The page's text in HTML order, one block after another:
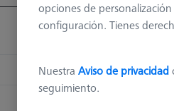
opciones de
configuración. Tienes
Nuestra Aviso de privacidad
seguimiento.